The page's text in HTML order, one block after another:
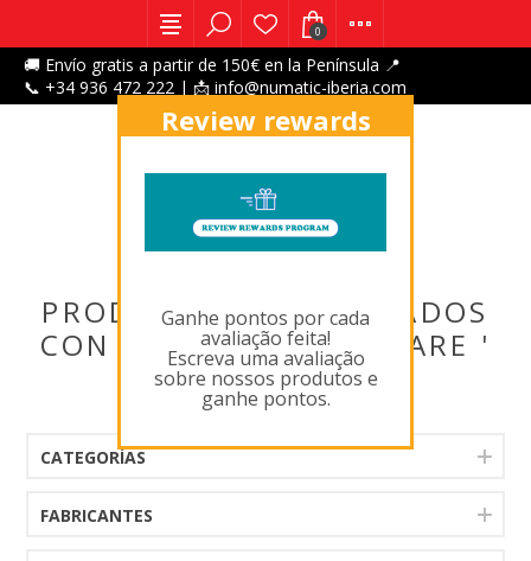
🚚 Envío gratis a partir de 150€ en la Península 📍
📞 +34 936 472 222 | 📩 info@numatic-iberia.com
0
PRODUCTOS ETIQUETADOS
CON ' 606260,FLOORCARE '
CATEGORÍAS
FABRICANTES
Review rewards
Ganhe pontos por cada
avaliação feita!
Escreva uma avaliação
sobre nossos produtos e
ganhe pontos.